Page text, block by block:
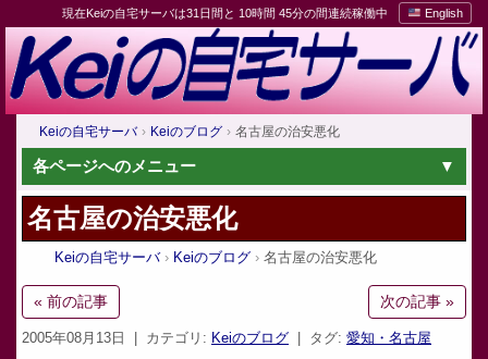
現在Keiの自宅サーバは31日間と 10時間 45分の間連続稼働中 English
Keiの自宅サーバ Keiのブログ 名古屋の治安悪化
各ページへのメニュー
名古屋の治安悪化
Keiの自宅サーバ Keiのブログ 名古屋の治安悪化
« 前の記事 次の記事 »
2005年08月13日 | カテゴリ: Keiのブログ | タグ: 愛知・名古屋